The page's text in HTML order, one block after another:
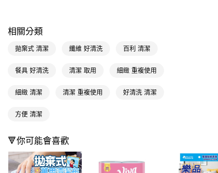
結帳頁面，進行簡訊認證並確認金額後，即可完成結帳。
２．訂單成立數日內，您將收到繳費通知簡訊。
３．收到繳費通知簡訊後14天內，點擊此簡訊中的連結，可透過四大超商／
ATM／網路銀行／等多元方式進行付款，方視為交易完成。
購買商品的店家。未經商家同意取消之訂單仍視為有效，需透過AFTEE先享
※ 交易是否成功請以「AFTEE先享後付 」之結帳頁面顯示為準，若有關於
是否繳費成功／繳費後需取消欲退款等相關疑問，請聯繫「AFTEE先享後付
易，需依本服務之必要範圍內提供個人資料，並將交易相關給付款項請求債
２．關於個人資料處理事宜，請瀏覽以下網址：
https://aftee.tw/terms/#terms3
付款後全家取貨
每筆NT$65，滿NT$490(含以上)免運費
付款後萊爾富取貨
付款後7-11取貨
每筆NT$65，滿NT$490(含以上)免運費
相關分類
拋棄式 清潔 纖維 好清洗 百利 清潔
餐具 好清洗 清潔 取用 細緻 重複使用
細緻 清潔 清潔 重複使用 好清洗 清潔
方便 清潔
🔻你可能會喜歡